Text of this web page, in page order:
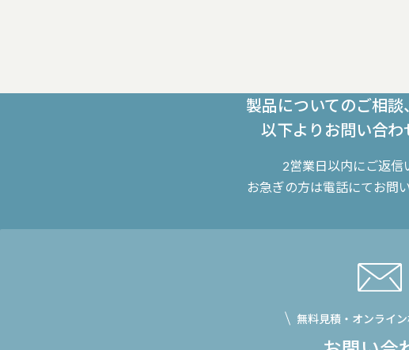
製品についてのご相
以下よりお問い合わ
2営業日以内にご返信
お急ぎの方は電話にてお問
無料見積・オンライ